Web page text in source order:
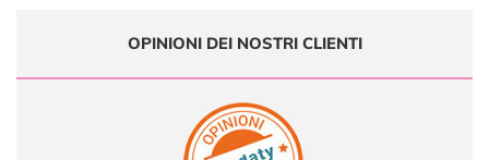
OPINIONI DEI NOSTRI CLIENTI